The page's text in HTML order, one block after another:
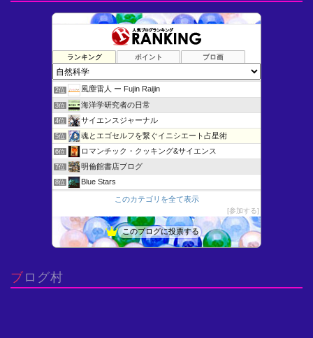
ランキング ポイント ブロ画
1位 けむさん 化学情報センター
2位 風塵雷人 ー Fujin Raijin
3位 海洋学研究者の日常
4位 サイエンスジャーナル
5位 魂とエゴセルフを繋ぐイニシエート占星術
6位 ロマンチック・クッキング&サイエンス
7位 明倫館書店ブログ
8位 Blue Stars
未確認生物 目撃情報！
微分方程式いろいろ - よいこの低学年向けすうがくひろば
11位 博物館へ行こう！
はじめよう固体の科学
14位
15位 Ingegneria scienza (Engineeri…
このカテゴリを全て表示
参加する
このブログに投票する
ブログ村